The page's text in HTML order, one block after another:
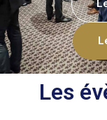
Les